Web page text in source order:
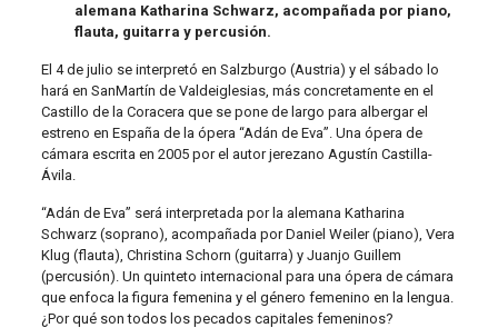
alemana Katharina Schwarz, acompañada por piano,
flauta, guitarra y percusión.
El 4 de julio se interpretó en Salzburgo (Austria) y el sábado lo
hará en SanMartín de Valdeiglesias, más concretamente en el
Castillo de la Coracera que se pone de largo para albergar el
estreno en España de la ópera “Adán de Eva”. Una ópera de
cámara escrita en 2005 por el autor jerezano Agustín Castilla-
Ávila.
“Adán de Eva” será interpretada por la alemana Katharina
Schwarz (soprano), acompañada por Daniel Weiler (piano), Vera
Klug (flauta), Christina Schorn (guitarra) y Juanjo Guillem
(percusión). Un quinteto internacional para una ópera de cámara
que enfoca la figura femenina y el género femenino en la lengua.
¿Por qué son todos los pecados capitales femeninos?